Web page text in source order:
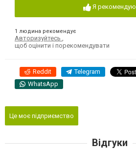
Я рекомендую
1 людина рекомендує
Авторизуйтесь
щоб оцінити і порекомендувати
Reddit Telegram
WhatsApp
Це моє підприємство
Відгуки